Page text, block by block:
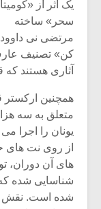
یک اثر از
سحر» ساخته
مرتضی نی
کن» تصنیف
آثاری هستند که
همچنین
متعلق به سه
یونان را اجرا
از روی نت های
های آن دوران،
شناسایی شده
شده است. نقش